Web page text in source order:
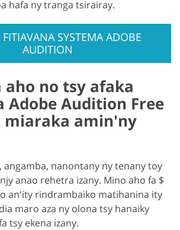
hafa ny tranga tsirairay.
FITIAVANA SYSTEMA ADOBE
AUDITION
no tsy afaka
Adobe Audition Free
miaraka amin'ny
angamba, nanontany ny tenany toy
anao rehetra izany. Mino aho fa $
an'ity rindrambaiko matihanina ity
maro aza ny olona tsy hanaiky
tsy ekena izany.